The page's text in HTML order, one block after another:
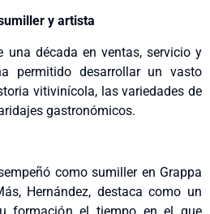
y artista
una década en ventas, servicio y
permitido desarrollar un vasto
vitivinícola, las variedades de
gastronómicos.
como sumiller en Grappa
Hernández, destaca como un